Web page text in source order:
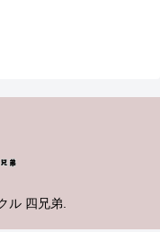
ル 四兄弟.